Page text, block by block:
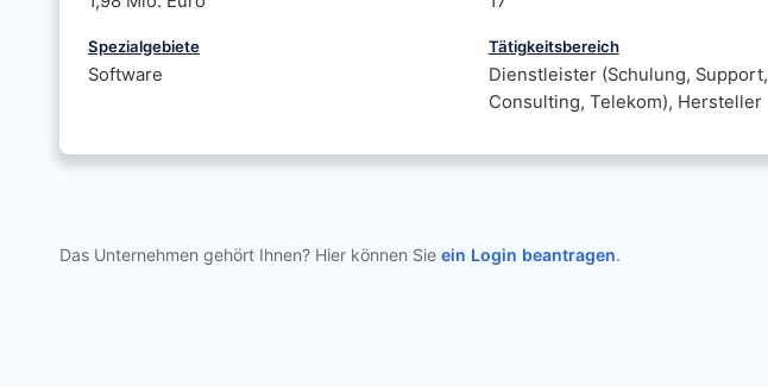
Spezialgebiete
Software
Tätigkeitsbereich
Dienstleister (Schulung, Support,
Consulting, Telekom), Hersteller
Das Unternehmen gehört Ihnen? Hier können Sie ein Login beantragen.